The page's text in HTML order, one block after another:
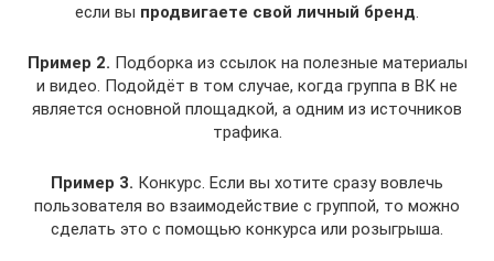
если вы продвигаете свой личный бренд
Пример 2. Подборка из ссылок на полезные материалы
и видео. Подойдёт в том случае, когда группа в ВК не
является основной площадкой, а одним из источников
трафика.
Пример 3. Конкурс. Если вы хотите сразу вовлечь
пользователя во взаимодействие с группой, то можно
сделать это с помощью конкурса или розыгрыша.